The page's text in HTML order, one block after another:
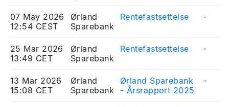
07 May 2026
12:54 CEST
Ørland
Sparebank
Rentefastsettelse -
25 Mar 2026
13:49 CET
Ørland
Sparebank
Rentefastsettelse -
13 Mar 2026
15:08 CET
Ørland
Sparebank
Ørland Sparebank
- Årsrapport 2025
-